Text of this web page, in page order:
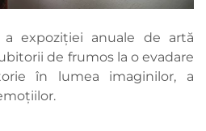
expoziției anuale de artă
de frumos la o evadare
în lumea imaginilor, a